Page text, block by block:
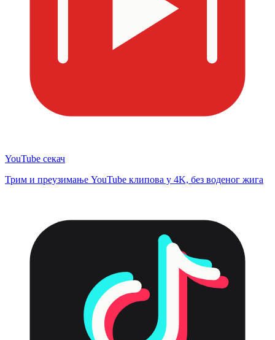
YouTube секач
Трим и преузимање YouTube клипова у 4K, без воденог жига